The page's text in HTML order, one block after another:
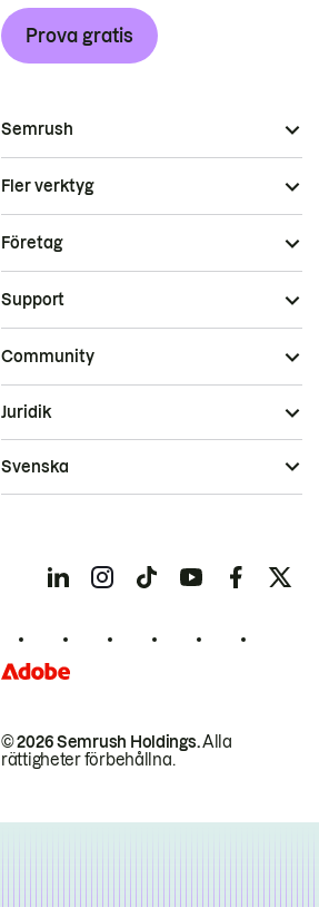
Prova gratis
Semrush
Fler verktyg
Företag
Support
Community
© 2026 Semrush Holdings.Alla
rättigheter förbehållna.
Juridik
Svenska